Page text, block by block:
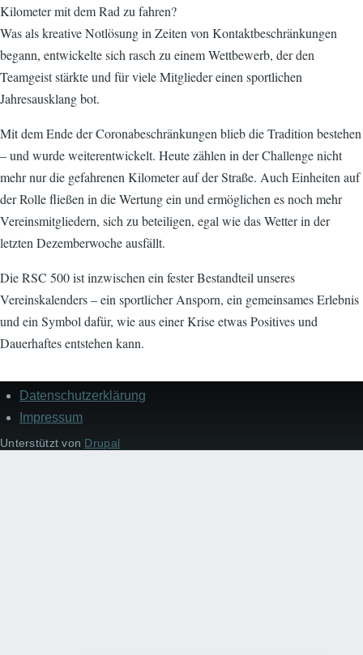
Kilometer mit dem Rad zu fahren?
Was als kreative Notlösung in Zeiten von Kontaktbeschränkungen
begann, entwickelte sich rasch zu einem Wettbewerb, der den
Teamgeist stärkte und für viele Mitglieder einen sportlichen
Jahresausklang bot.
Mit dem Ende der Coronabeschränkungen blieb die Tradition bestehen
– und wurde weiterentwickelt. Heute zählen in der Challenge nicht
mehr nur die gefahrenen Kilometer auf der Straße. Auch Einheiten auf
der Rolle fließen in die Wertung ein und ermöglichen es noch mehr
Vereinsmitgliedern, sich zu beteiligen, egal wie das Wetter in der
letzten Dezemberwoche ausfällt.
Die RSC 500 ist inzwischen ein fester Bestandteil unseres
Vereinskalenders – ein sportlicher Ansporn, ein gemeinsames Erlebnis
und ein Symbol dafür, wie aus einer Krise etwas Positives und
Dauerhaftes entstehen kann.
Impressum/Datenschutzerklärung
Datenschutzerklärung
Impressum
Unterstützt von Drupal